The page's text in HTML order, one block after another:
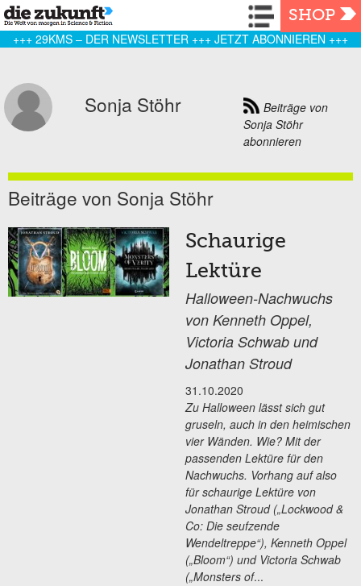
Navigation
SHOP
+++ 29KMS – DER NEWSLETTER +++ JETZT ABONNIEREN +++
Sonja Stöhr
Beiträge von
Sonja Stöhr
abonnieren
Beiträge von Sonja Stöhr
Schaurige
Lektüre
Halloween-Nachwuchs
von Kenneth Oppel,
Victoria Schwab und
Jonathan Stroud
31.10.2020
Zu Halloween lässt sich gut
gruseln, auch in den heimischen
vier Wänden. Wie? Mit der
passenden Lektüre für den
Nachwuchs. Vorhang auf also
für schaurige Lektüre von
Jonathan Stroud („Lockwood &
Co: Die seufzende
Wendeltreppe“), Kenneth Oppel
(„Bloom“) und Victoria Schwab
(„Monsters of...